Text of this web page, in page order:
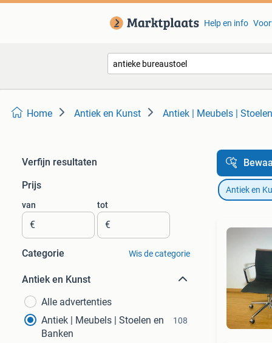
Help en info
Home Antiek en Kunst Antiek | Meubels |
Verfijn resultaten
Prijs
van
€
tot
€
Categorie Wis de categorie
Antiek en Kunst
Alle advertenties
Antiek | Meubels | Stoelen en
Banken
108
Antiek en